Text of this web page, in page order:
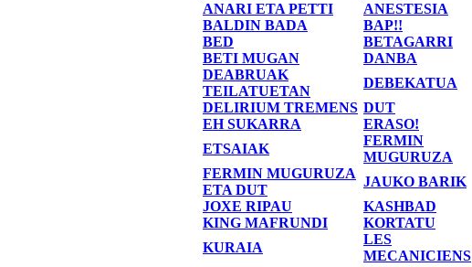
ANARI ETA PETTI
ANESTESIA
BALDIN BADA
BAP!!
BED
BETAGARRI
BETI MUGAN
DANBA
DEABRUAK
TEILATUETAN
DEBEKATUA
DELIRIUM TREMENS DUT
EH SUKARRA
ERASO!
ETSAIAK
FERMIN
MUGURUZA
FERMIN MUGURUZA
ETA DUT
JAUKO BARIK
JOXE RIPAU
KASHBAD
KING MAFRUNDI
KORTATU
KURAIA
LES
MECANICIENS